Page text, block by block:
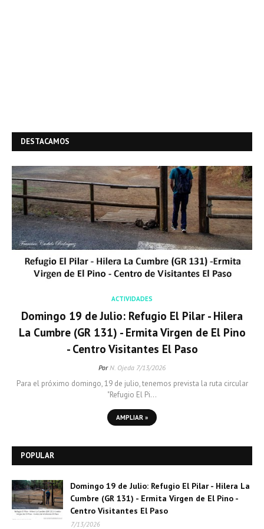
DESTACAMOS
ACTIVIDADES
Domingo 19 de Julio: Refugio El Pilar - Hilera
La Cumbre (GR 131) - Ermita Virgen de El Pino
- Centro Visitantes El Paso
Por N. Ojeda 7/13/2026
Para el próximo domingo, 19 de julio, tenemos prevista la ruta circular
"Refugio El Pi…
AMPLIAR »
POPULAR
Domingo 19 de Julio: Refugio El Pilar - Hilera La
Cumbre (GR 131) - Ermita Virgen de El Pino -
Centro Visitantes El Paso
7/13/2026